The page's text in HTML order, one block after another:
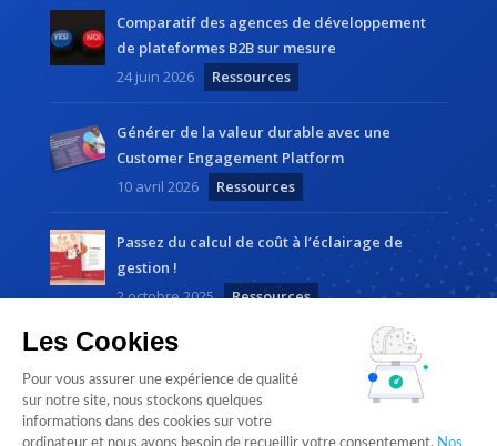
Comparatif des agences de développement
de plateformes B2B sur mesure
24 juin 2026
Ressources
Générer de la valeur durable avec une
Customer Engagement Platform
10 avril 2026
Ressources
Passez du calcul de coût à l’éclairage de
gestion !
2 octobre 2025
Ressources
Les Cookies
Pour vous assurer une expérience de qualité
sur notre site, nous stockons quelques
informations dans des cookies sur votre